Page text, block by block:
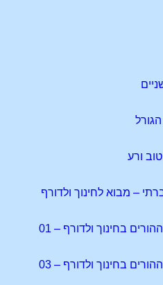
הגורל
ורע
– מבוא לחינוך ולדורף
בחינוך ולדורף – 01
בחינוך ולדורף – 03